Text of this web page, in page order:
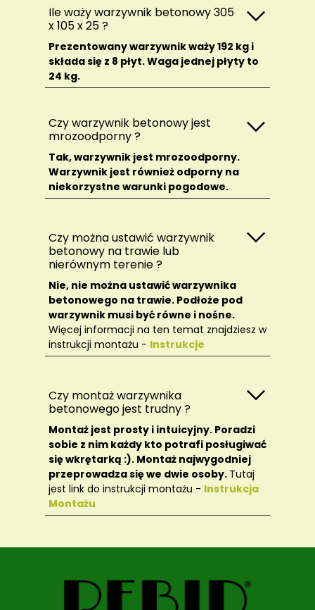
Ile waży warzywnik betonowy 305
x 105 x 25 ?
Prezentowany warzywnik waży 192 kg i
składa się z 8 płyt. Waga jednej płyty to
24 kg.
Czy warzywnik betonowy jest
mrozoodporny ?
Tak, warzywnik jest mrozoodporny.
Warzywnik jest również odporny na
niekorzystne warunki pogodowe.
Czy można ustawić warzywnik
betonowy na trawie lub
nierównym terenie ?
Nie, nie można ustawić warzywnika
betonowego na trawie. Podłoże pod
warzywnik musi być równe i nośne.
Więcej informacji na ten temat znajdziesz w
instrukcji montażu - Instrukcje
Czy montaż warzywnika
betonowego jest trudny ?
Montaż jest prosty i intuicyjny. Poradzi
sobie z nim każdy kto potrafi posługiwać
się wkrętarką :). Montaż najwygodniej
przeprowadza się we dwie osoby. Tutaj
jest link do instrukcji montażu - Instrukcja
Montażu